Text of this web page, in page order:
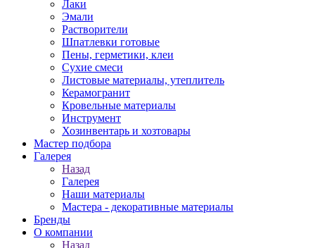
Лаки
Эмали
Растворители
Шпатлевки готовые
Пены, герметики, клеи
Сухие смеси
Листовые материалы, утеплитель
Керамогранит
Кровельные материалы
Инструмент
Хозинвентарь и хозтовары
Мастер подбора
Галерея
Назад
Галерея
Наши материалы
Мастера - декоративные материалы
Бренды
О компании
Назад